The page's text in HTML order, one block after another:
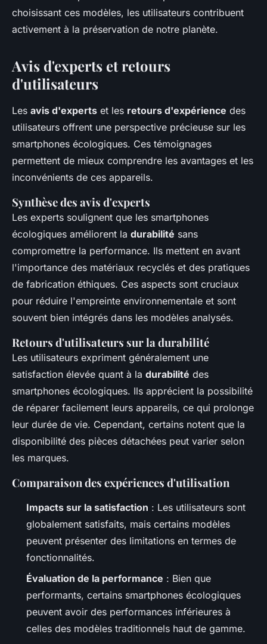
choisissant ces modèles, les utilisateurs contribuent
activement à la préservation de notre planète.
Avis d'experts et retours
d'utilisateurs
Les avis d'experts et les retours d'expérience des
utilisateurs offrent une perspective précieuse sur les
smartphones écologiques. Ces témoignages
permettent de mieux comprendre les avantages et les
inconvénients de ces appareils.
Synthèse des avis d'experts
Les experts soulignent que les smartphones
écologiques améliorent la durabilité sans
compromettre la performance. Ils mettent en avant
l'importance des matériaux recyclés et des pratiques
de fabrication éthiques. Ces aspects sont cruciaux
pour réduire l'empreinte environnementale et sont
souvent bien intégrés dans les modèles analysés.
Retours d'utilisateurs sur la durabilité
Les utilisateurs expriment généralement une
satisfaction élevée quant à la durabilité des
smartphones écologiques. Ils apprécient la possibilité
de réparer facilement leurs appareils, ce qui prolonge
leur durée de vie. Cependant, certains notent que la
disponibilité des pièces détachées peut varier selon
les marques.
Comparaison des expériences d'utilisation
Impacts sur la satisfaction : Les utilisateurs sont
globalement satisfaits, mais certains modèles
peuvent présenter des limitations en termes de
fonctionnalités.
Évaluation de la performance : Bien que
performants, certains smartphones écologiques
peuvent avoir des performances inférieures à
celles des modèles traditionnels haut de gamme.